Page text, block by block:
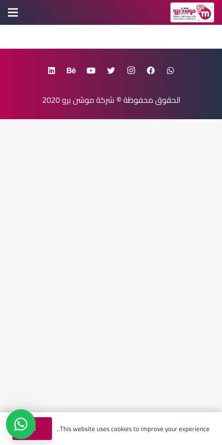
الحقوق محفوظة© شركة موشن برو2020
This website uses cookies to improve your experience..
Ok